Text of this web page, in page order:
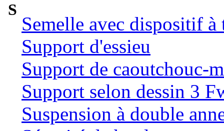
S
Semelle avec dispositif
Support d'essieu
Support de caoutchouc-
Support selon dessin 3
Suspension à double